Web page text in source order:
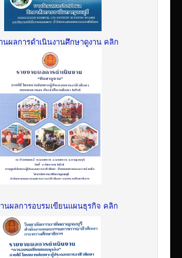
นผลการดำเนินงานศึกษาดูงาน คลิก
นผลการอบรมเขียนแผนธุรกิจ คลิก